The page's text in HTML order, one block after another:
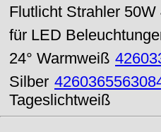
Flutlicht Strahler
für LED
24° Warmweiß
Silber
Tageslichtweiß